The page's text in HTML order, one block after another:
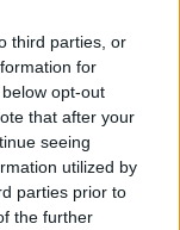
third parties, or
for
opt-out
that after your
seeing
utilized by
parties prior to
the further